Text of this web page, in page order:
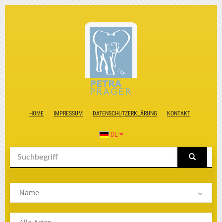
HOME IMPRESSUM DATENSCHUTZERKLÄRUNG KONTAKT
DE
Name